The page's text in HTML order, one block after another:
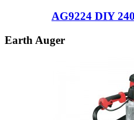
AG9224 DIY
Earth Auger